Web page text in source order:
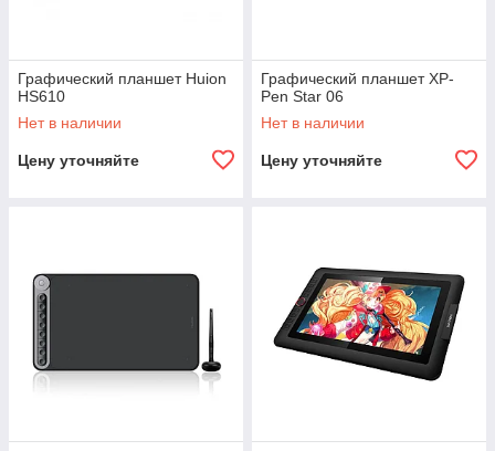
Графический планшет Huion
HS610
Нет в наличии
Цену уточняйте
Графический планшет XP-
Pen Star 06
Нет в наличии
Цену уточняйте